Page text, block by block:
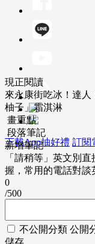
下載App抽好禮 訂閱
現正閱讀
來永康街吃冰！達人
柚子」霜淇淋
畫重點
段落筆記
新增筆記
「請稍等」英文別直
握，常用的電話對談
0
/500
不公開分類 公開
儲存